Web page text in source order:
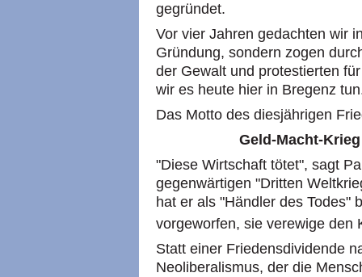
gegründet.
Vor vier Jahren gedachten wir
Gründung, sondern zogen
der Gewalt und protestierten
wir es heute hier in Bregenz
Das Motto des diesjährigen
Geld-Macht-
"Diese Wirtschaft tötet", sagt
gegenwärtigen "Dritten
hat er als "Händler des Todes"
vorgeworfen, sie verewige den
Statt einer Friedensdividende
Neoliberalismus, der die